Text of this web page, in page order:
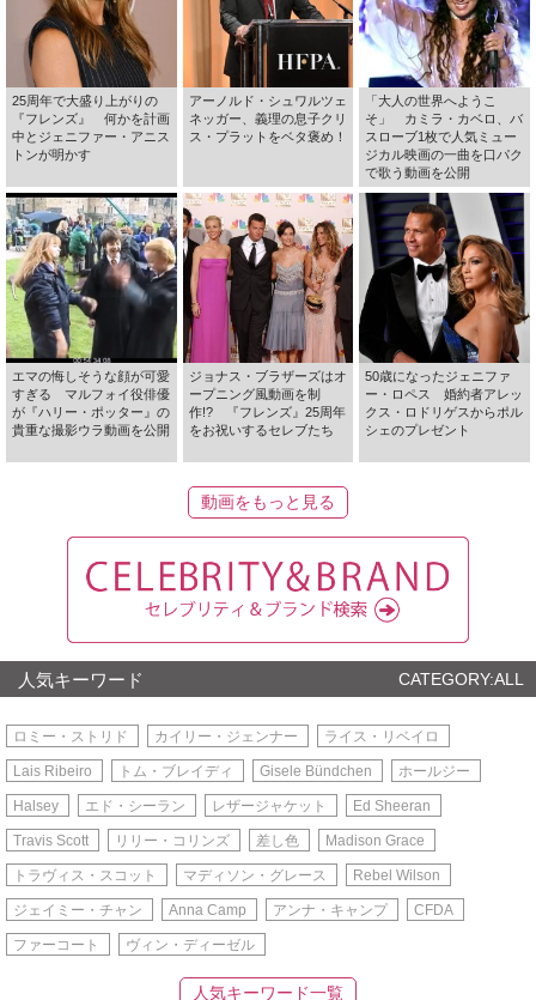
25周年で大盛り上がりの
『フレンズ』 何かを計画
中とジェニファー・アニス
トンが明かす
アーノルド・シュワルツェ
ネッガー、義理の息子クリ
ス・プラットをベタ褒め！
「大人の世界へようこ
そ」 カミラ・カベロ、バ
スローブ1枚で人気ミュー
ジカル映画の一曲を口パク
で歌う動画を公開
エマの悔しそうな顔が可愛
すぎる マルフォイ役俳優
が『ハリー・ポッター』の
貴重な撮影ウラ動画を公開
ジョナス・ブラザーズはオ
ープニング風動画を制
作!? 『フレンズ』25周年
をお祝いするセレブたち
50歳になったジェニファ
ー・ロペス 婚約者アレッ
クス・ロドリゲスからポル
シェのプレゼント
動画をもっと見る
人気キーワード CATEGORY:ALL
ロミー・ストリド カイリー・ジェンナー ライス・リベイロ
Lais Ribeiro トム・ブレイディ Gisele Bündchen ホールジー
Halsey エド・シーラン レザージャケット Ed Sheeran
Travis Scott リリー・コリンズ 差し色 Madison Grace
トラヴィス・スコット マディソン・グレース Rebel Wilson
ジェイミー・チャン Anna Camp アンナ・キャンプ CFDA
ファーコート ヴィン・ディーゼル
人気キーワード一覧